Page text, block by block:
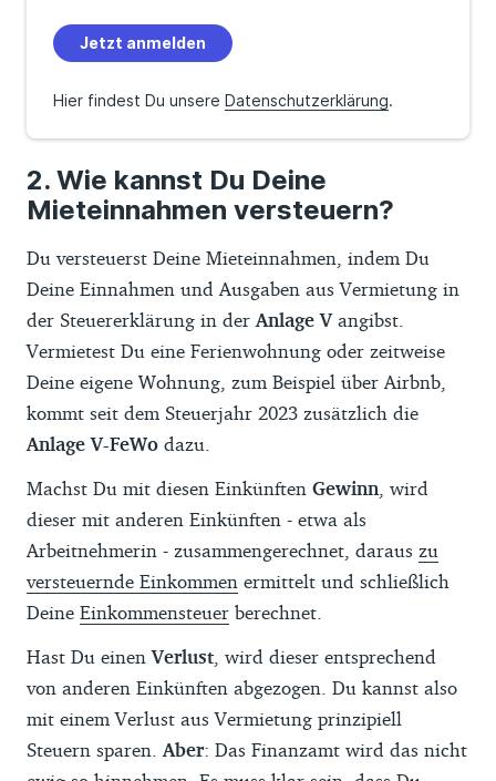
Jetzt anmelden
Hier findest Du unsere Datenschutzerklärung.
Wie kannst Du Deine
Mieteinnahmen versteuern?
Du versteuerst Deine Mieteinnahmen, indem Du
Deine Einnahmen und Ausgaben aus Vermietung in
der Steuererklärung in der Anlage Vangibst.
Vermietest Du eine Ferienwohnung oder zeitweise
Deine eigene Wohnung, zum Beispiel über Airbnb,
kommt seit dem Steuerjahr 2023 zusätzlich die
Anlage V-FeWo dazu.
Machst Du mit diesen Einkünften Gewinn , wird
dieser mit anderen Einkünften - etwa als
Arbeitnehmerin - zusammengerechnet, daraus zu
versteuernde Einkommen ermittelt und schließlich
Deine Einkommensteuer berechnet.
Hast Du einenVerlust , wird dieser entsprechend
von anderen Einkünften abgezogen. Du kannst also
mit einem Verlust aus Vermietung prinzipiell
Steuern sparen. Aber: Das Finanzamt wird das nicht